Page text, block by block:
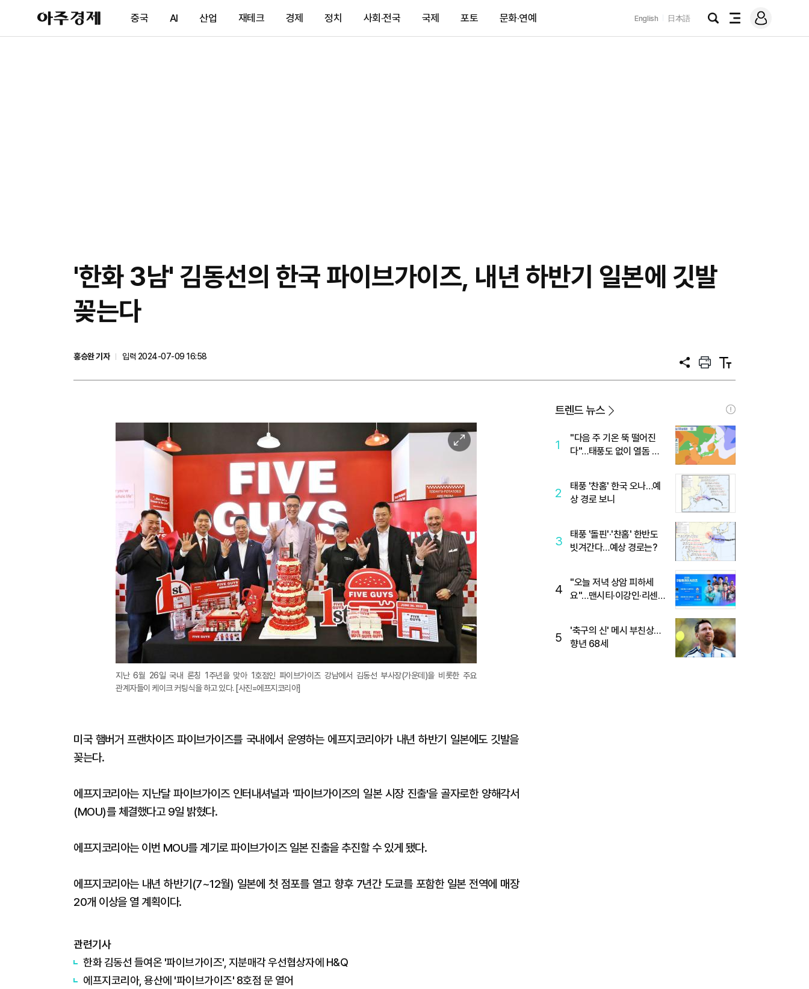
아
주
제
중국 AI 산업 재테크 경제 정치 사회·전국 국제 포토 문화·연예 English 日本語
검
전
메
그
'한화 3남' 김동선의 한국 파이브가이즈, 내년 하반기 일본에 깃발
꽂는다
홍승완 기자
입력 2024-07-09 16:58
공
프
트
텍
트
이
미
확
대
지난 6월 26일 국내 론칭 1주년을 맞아 1호점인 파이브가이즈 강남에서 김동선 부사장(가운데)을 비롯한 주요
관계자들이 케이크 커팅식을 하고 있다. [사진=에프지코리아]
미국 햄버거 프랜차이즈 파이브가이즈를 국내에서 운영하는 에프지코리아가 내년 하반기 일본에도 깃발을
꽂는다.
에프지코리아는 지난달 파이브가이즈 인터내셔널과 '파이브가이즈의 일본 시장 진출'을 골자로한 양해각서
(MOU)를 체결했다고 9일 밝혔다.
에프지코리아는 이번 MOU를 계기로 파이브가이즈 일본 진출을 추진할 수 있게 됐다.
에프지코리아는 내년 하반기(7~12월) 일본에 첫 점포를 열고 향후 7년간 도쿄를 포함한 일본 전역에 매장
20개 이상을 열 계획이다.
관련기사
한화 김동선 들여온 '파이브가이즈', 지분매각 우선협상자에 H&Q
에프지코리아, 용산에 '파이브가이즈' 8호점 문 열어
트렌드 뉴스
1
"다음 주 기온 뚝 떨어진
다"…태풍도 없이 열돔 박
2
태풍 '찬홈' 한국 오나…예
상 경로 보니
3
태풍 '돌핀'·'찬홈' 한반도
빗겨간다…예상 경로는?
4
"오늘 저녁 상암 피하세
요"…맨시티·이강인·리센느
5
'축구의 신' 메시 부친상…
향년 68세